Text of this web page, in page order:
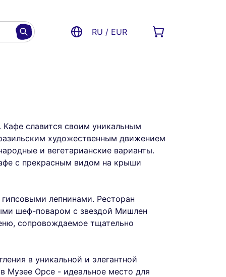
RU / EUR
славится своим уникальным
художественным движением
и вегетарианские варианты.
с прекрасным видом на крыши
лепнинами. Ресторан
шеф-поваром с звездой Мишлен
сопровождаемое тщательно
в уникальной и элегантной
Музее Орсе - идеальное место для